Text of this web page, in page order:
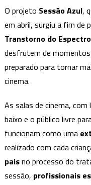
Azul,
voltada
para
crianças
com
no
Boulevard
O projeto Sessão Azul,
em abril, surgiu a fim de
Transtorno do
desfrutem de
preparado para tornar
cinema.
As salas de cinema,
baixo e o público livre
funcionam como uma
realizado com cada
paisno processo do
sessão, profissionais